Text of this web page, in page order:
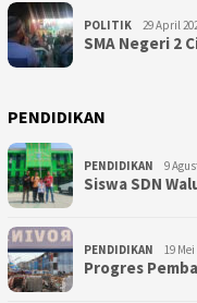
POLITIK 29 April
SMA Negeri 2
PENDIDIKAN
PENDIDIKAN 9
Siswa SDN
PENDIDIKAN 19 Mei
Progres